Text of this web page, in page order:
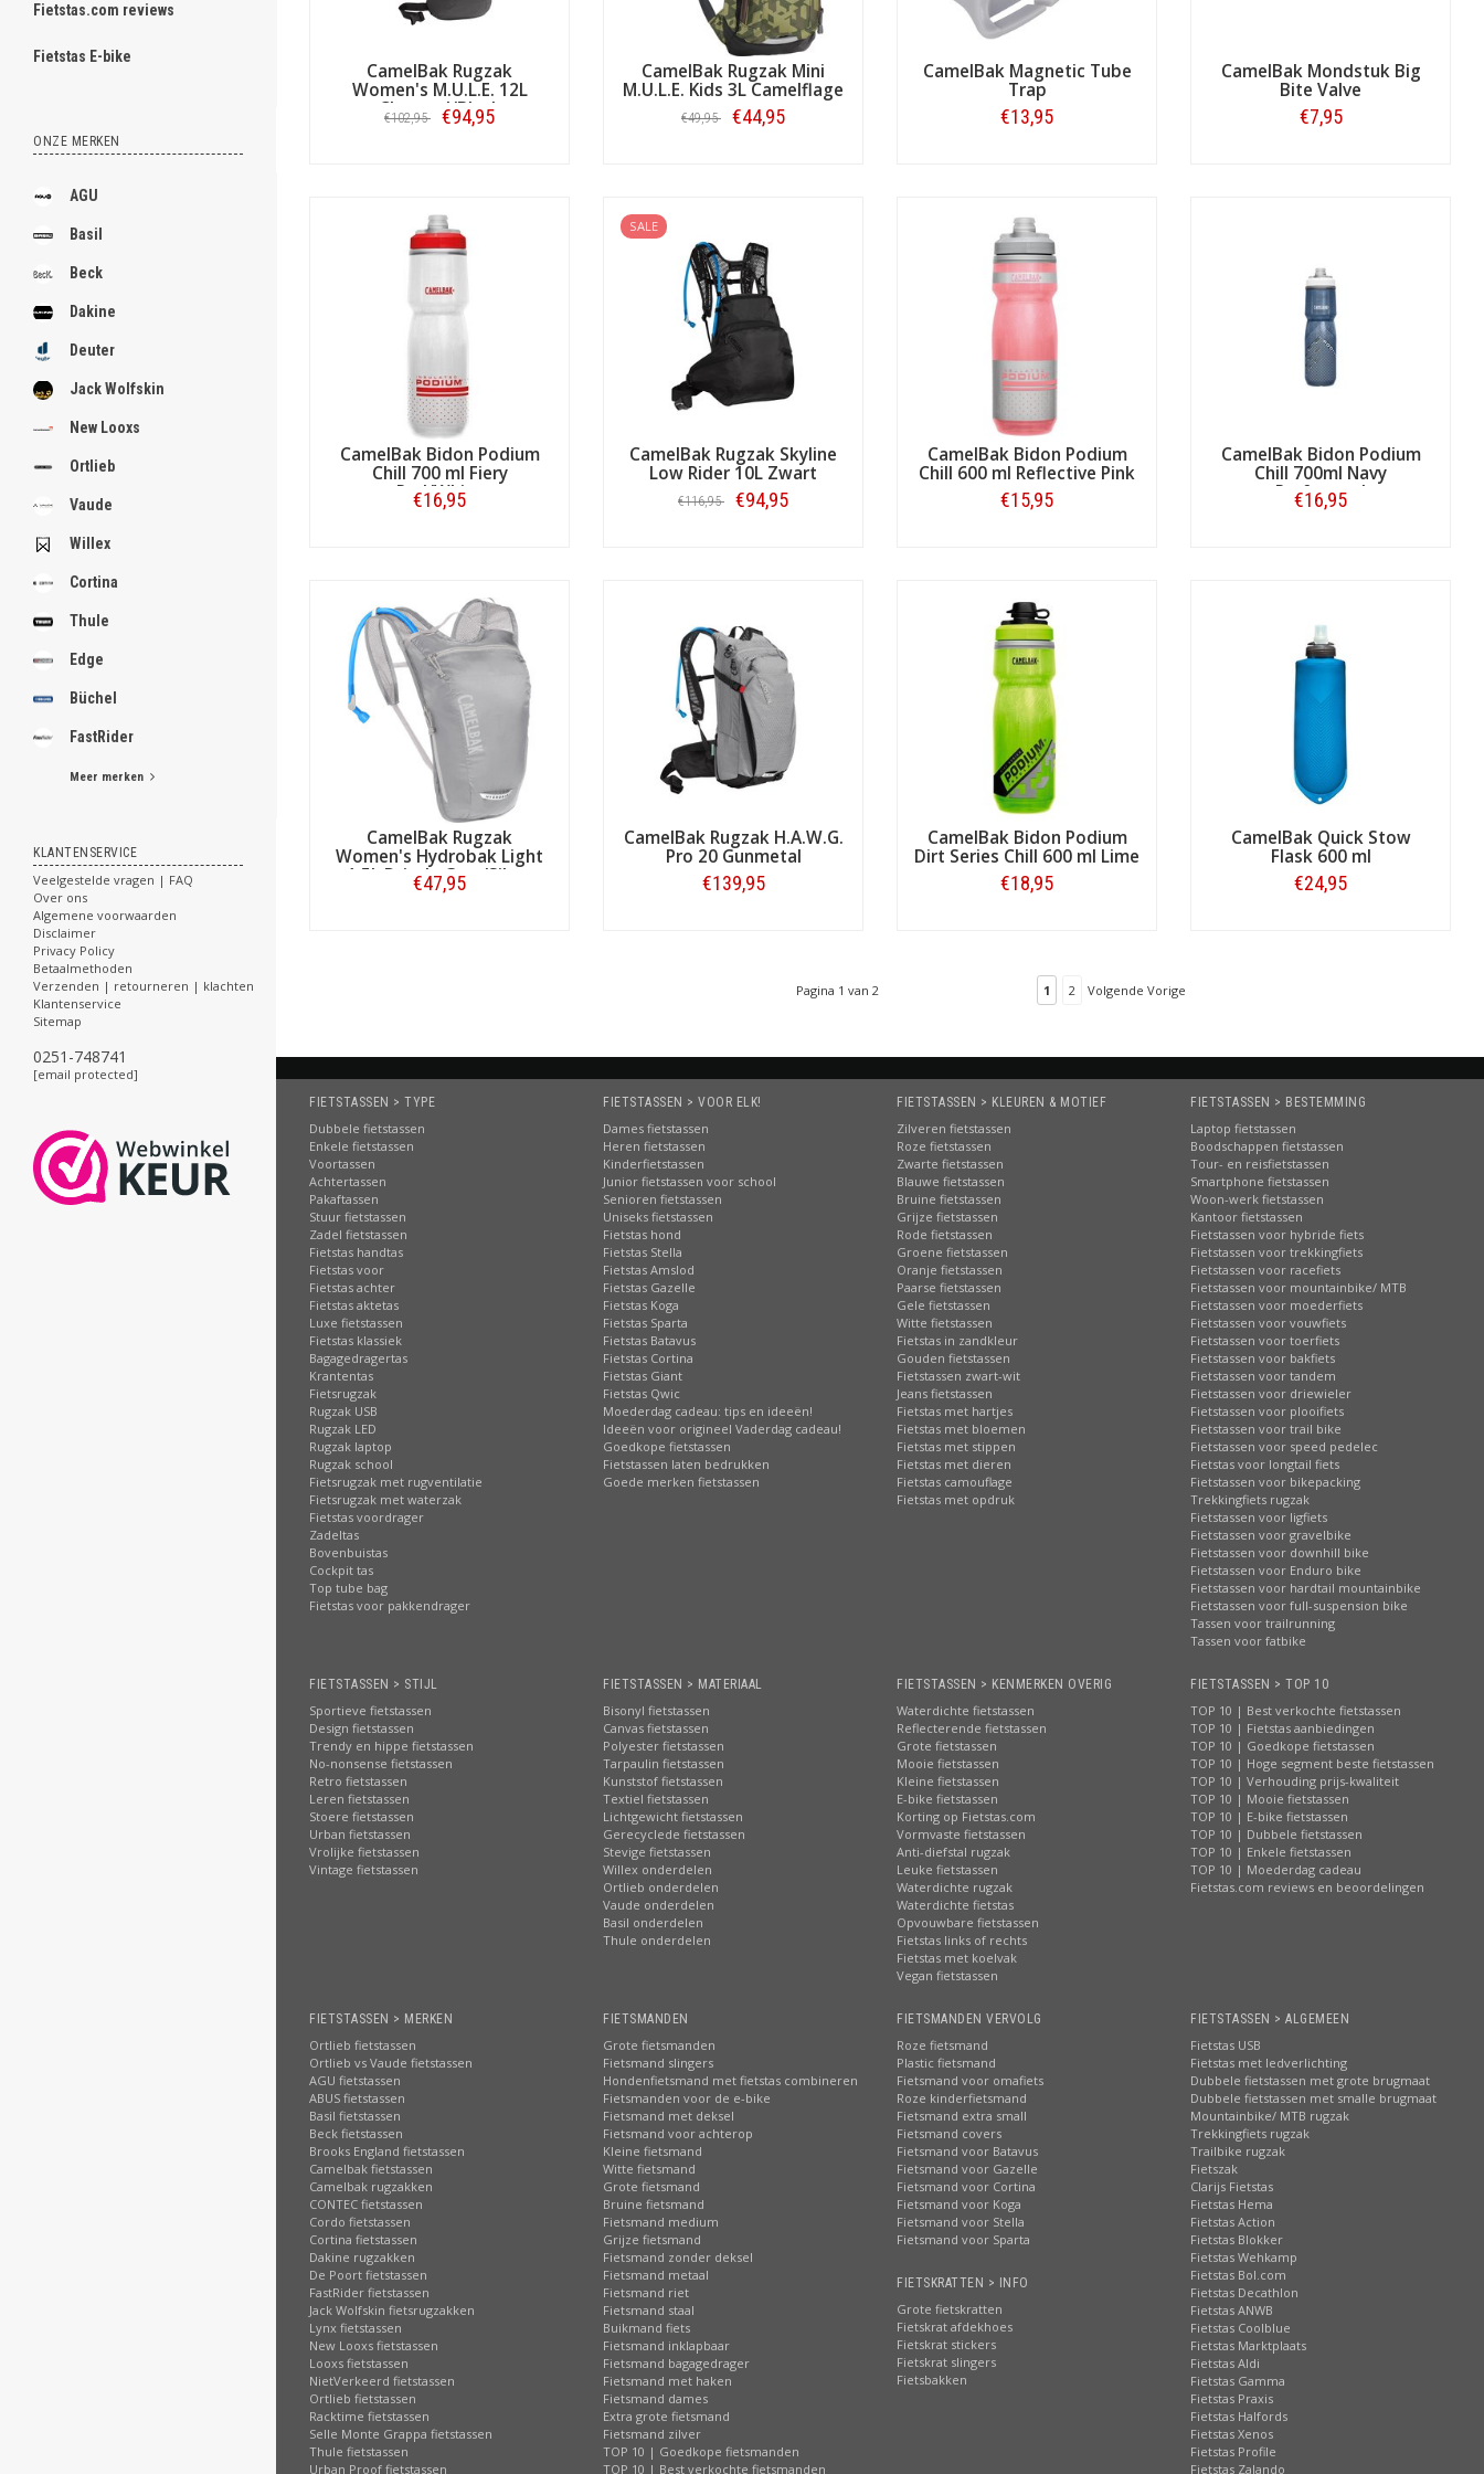
Fietstas.com reviews
Fietstas E-bike
ONZE MERKEN
AGU
Basil
Beck
Dakine
Deuter
Jack Wolfskin
New Looxs
Ortlieb
Vaude
Willex
Cortina
Thule
Edge
Büchel
FastRider
Meer merken
KLANTENSERVICE
Veelgestelde vragen | FAQ
Over ons
Algemene voorwaarden
Disclaimer
Privacy Policy
Betaalmethoden
Verzenden | retourneren | klachten
Klantenservice
Sitemap
0251-748741
[email protected]
.
.
.
.
.
.
.
.
.
.
.
.
CamelBak Rugzak
Women's M.U.L.E. 12L
Charcoal/Black
€102,95 €94,95
CamelBak Rugzak Mini
M.U.L.E. Kids 3L Camelflage
€49,95 €44,95
CamelBak Magnetic Tube
Trap
€13,95
CamelBak Mondstuk Big
Bite Valve
€7,95
CamelBak Bidon Podium
Chill 700 ml Fiery
Red/White
€16,95
SALE
CamelBak Rugzak Skyline
Low Rider 10L Zwart
€116,95 €94,95
CamelBak Bidon Podium
Chill 600 ml Reflective Pink
€15,95
CamelBak Bidon Podium
Chill 700ml Navy
Perforated
€16,95
CamelBak Rugzak
Women's Hydrobak Light
1,5L Drizzle Grey/Silver
Cloud
€47,95
CamelBak Rugzak H.A.W.G.
Pro 20 Gunmetal
€139,95
CamelBak Bidon Podium
Dirt Series Chill 600 ml Lime
€18,95
CamelBak Quick Stow
Flask 600 ml
€24,95
Pagina 1 van 2 1 2 Volgende Vorige
FIETSTASSEN > TYPE
Dubbele fietstassen
Enkele fietstassen
Voortassen
Achtertassen
Pakaftassen
Stuur fietstassen
Zadel fietstassen
Fietstas handtas
Fietstas voor
Fietstas achter
Fietstas aktetas
Luxe fietstassen
Fietstas klassiek
Bagagedragertas
Krantentas
Fietsrugzak
Rugzak USB
Rugzak LED
Rugzak laptop
Rugzak school
Fietsrugzak met rugventilatie
Fietsrugzak met waterzak
Fietstas voordrager
Zadeltas
Bovenbuistas
Cockpit tas
Top tube bag
Fietstas voor pakkendrager
FIETSTASSEN > VOOR ELK!
Dames fietstassen
Heren fietstassen
Kinderfietstassen
Junior fietstassen voor school
Senioren fietstassen
Uniseks fietstassen
Fietstas hond
Fietstas Stella
Fietstas Amslod
Fietstas Gazelle
Fietstas Koga
Fietstas Sparta
Fietstas Batavus
Fietstas Cortina
Fietstas Giant
Fietstas Qwic
Moederdag cadeau: tips en ideeën!
Ideeën voor origineel Vaderdag cadeau!
Goedkope fietstassen
Fietstassen laten bedrukken
Goede merken fietstassen
FIETSTASSEN > KLEUREN & MOTIEF
Zilveren fietstassen
Roze fietstassen
Zwarte fietstassen
Blauwe fietstassen
Bruine fietstassen
Grijze fietstassen
Rode fietstassen
Groene fietstassen
Oranje fietstassen
Paarse fietstassen
Gele fietstassen
Witte fietstassen
Fietstas in zandkleur
Gouden fietstassen
Fietstassen zwart-wit
Jeans fietstassen
Fietstas met hartjes
Fietstas met bloemen
Fietstas met stippen
Fietstas met dieren
Fietstas camouflage
Fietstas met opdruk
FIETSTASSEN > BESTEMMING
Laptop fietstassen
Boodschappen fietstassen
Tour- en reisfietstassen
Smartphone fietstassen
Woon-werk fietstassen
Kantoor fietstassen
Fietstassen voor hybride fiets
Fietstassen voor trekkingfiets
Fietstassen voor racefiets
Fietstassen voor mountainbike/ MTB
Fietstassen voor moederfiets
Fietstassen voor vouwfiets
Fietstassen voor toerfiets
Fietstassen voor bakfiets
Fietstassen voor tandem
Fietstassen voor driewieler
Fietstassen voor plooifiets
Fietstassen voor trail bike
Fietstassen voor speed pedelec
Fietstas voor longtail fiets
Fietstassen voor bikepacking
Trekkingfiets rugzak
Fietstassen voor ligfiets
Fietstassen voor gravelbike
Fietstassen voor downhill bike
Fietstassen voor Enduro bike
Fietstassen voor hardtail mountainbike
Fietstassen voor full-suspension bike
Tassen voor trailrunning
Tassen voor fatbike
FIETSTASSEN > STIJL
Sportieve fietstassen
Design fietstassen
Trendy en hippe fietstassen
No-nonsense fietstassen
Retro fietstassen
Leren fietstassen
Stoere fietstassen
Urban fietstassen
Vrolijke fietstassen
Vintage fietstassen
FIETSTASSEN > MATERIAAL
Bisonyl fietstassen
Canvas fietstassen
Polyester fietstassen
Tarpaulin fietstassen
Kunststof fietstassen
Textiel fietstassen
Lichtgewicht fietstassen
Gerecyclede fietstassen
Stevige fietstassen
Willex onderdelen
Ortlieb onderdelen
Vaude onderdelen
Basil onderdelen
Thule onderdelen
FIETSTASSEN > KENMERKEN OVERIG
Waterdichte fietstassen
Reflecterende fietstassen
Grote fietstassen
Mooie fietstassen
Kleine fietstassen
E-bike fietstassen
Korting op Fietstas.com
Vormvaste fietstassen
Anti-diefstal rugzak
Leuke fietstassen
Waterdichte rugzak
Waterdichte fietstas
Opvouwbare fietstassen
Fietstas links of rechts
Fietstas met koelvak
Vegan fietstassen
FIETSTASSEN > TOP 10
TOP 10 | Best verkochte fietstassen
TOP 10 | Fietstas aanbiedingen
TOP 10 | Goedkope fietstassen
TOP 10 | Hoge segment beste fietstassen
TOP 10 | Verhouding prijs-kwaliteit
TOP 10 | Mooie fietstassen
TOP 10 | E-bike fietstassen
TOP 10 | Dubbele fietstassen
TOP 10 | Enkele fietstassen
TOP 10 | Moederdag cadeau
Fietstas.com reviews en beoordelingen
FIETSTASSEN > MERKEN
Ortlieb fietstassen
Ortlieb vs Vaude fietstassen
AGU fietstassen
ABUS fietstassen
Basil fietstassen
Beck fietstassen
Brooks England fietstassen
Camelbak fietstassen
Camelbak rugzakken
CONTEC fietstassen
Cordo fietstassen
Cortina fietstassen
Dakine rugzakken
De Poort fietstassen
FastRider fietstassen
Jack Wolfskin fietsrugzakken
Lynx fietstassen
New Looxs fietstassen
Looxs fietstassen
NietVerkeerd fietstassen
Ortlieb fietstassen
Racktime fietstassen
Selle Monte Grappa fietstassen
Thule fietstassen
Urban Proof fietstassen
FIETSMANDEN
Grote fietsmanden
Fietsmand slingers
Hondenfietsmand met fietstas combineren
Fietsmanden voor de e-bike
Fietsmand met deksel
Fietsmand voor achterop
Kleine fietsmand
Witte fietsmand
Grote fietsmand
Bruine fietsmand
Fietsmand medium
Grijze fietsmand
Fietsmand zonder deksel
Fietsmand metaal
Fietsmand riet
Fietsmand staal
Buikmand fiets
Fietsmand inklapbaar
Fietsmand bagagedrager
Fietsmand met haken
Fietsmand dames
Extra grote fietsmand
Fietsmand zilver
TOP 10 | Goedkope fietsmanden
TOP 10 | Best verkochte fietsmanden
FIETSMANDEN VERVOLG
Roze fietsmand
Plastic fietsmand
Fietsmand voor omafiets
Roze kinderfietsmand
Fietsmand extra small
Fietsmand covers
Fietsmand voor Batavus
Fietsmand voor Gazelle
Fietsmand voor Cortina
Fietsmand voor Koga
Fietsmand voor Stella
Fietsmand voor Sparta
FIETSKRATTEN > INFO
Grote fietskratten
Fietskrat afdekhoes
Fietskrat stickers
Fietskrat slingers
Fietsbakken
FIETSTASSEN > ALGEMEEN
Fietstas USB
Fietstas met ledverlichting
Dubbele fietstassen met grote brugmaat
Dubbele fietstassen met smalle brugmaat
Mountainbike/ MTB rugzak
Trekkingfiets rugzak
Trailbike rugzak
Fietszak
Clarijs Fietstas
Fietstas Hema
Fietstas Action
Fietstas Blokker
Fietstas Wehkamp
Fietstas Bol.com
Fietstas Decathlon
Fietstas ANWB
Fietstas Coolblue
Fietstas Marktplaats
Fietstas Aldi
Fietstas Gamma
Fietstas Praxis
Fietstas Halfords
Fietstas Xenos
Fietstas Profile
Fietstas Zalando